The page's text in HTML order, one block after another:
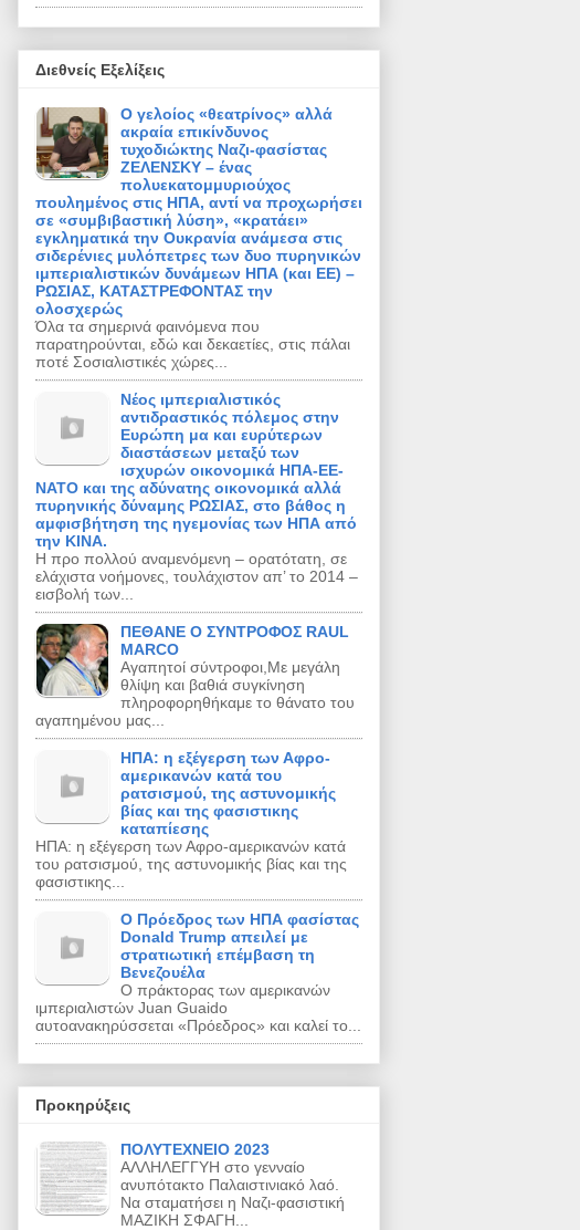
Διεθνείς Εξελίξεις
Ο γελοίος «θεατρίνος» αλλά
ακραία επικίνδυνος
τυχοδιώκτης Ναζι-φασίστας
ΖΕΛΕΝΣΚΥ – ένας
πολυεκατομμυριούχος
πουλημένος στις ΗΠΑ, αντί να προχωρήσει
σε «συμβιβαστική λύση», «κρατάει»
εγκληματικά την Ουκρανία ανάμεσα στις
σιδερένιες μυλόπετρες των δυο πυρηνικών
ιμπεριαλιστικών δυνάμεων ΗΠΑ (και ΕΕ) –
ΡΩΣΙΑΣ, ΚΑΤΑΣΤΡΕΦΟΝΤΑΣ την
ολοσχερώς
Όλα τα σημερινά φαινόμενα που
παρατηρούνται, εδώ και δεκαετίες, στις πάλαι
ποτέ Σοσιαλιστικές χώρες...
Νέος ιμπεριαλιστικός
αντιδραστικός πόλεμος στην
Ευρώπη μα και ευρύτερων
διαστάσεων μεταξύ των
ισχυρών οικονομικά ΗΠΑ-ΕΕ-
ΝΑΤΟ και της αδύνατης οικονομικά αλλά
πυρηνικής δύναμης ΡΩΣΙΑΣ, στο βάθος η
αμφισβήτηση της ηγεμονίας των ΗΠΑ από
την ΚΙΝΑ.
Η προ πολλού αναμενόμενη – ορατότατη, σε
ελάχιστα νοήμονες, τουλάχιστον απ’ το 2014 –
εισβολή των...
ΠΕΘΑΝΕ Ο ΣΥΝΤΡΟΦΟΣ RAUL
MARCO
Αγαπητοί σύντροφοι,Με μεγάλη
θλίψη και βαθιά συγκίνηση
πληροφορηθήκαμε το θάνατο του
αγαπημένου μας...
ΗΠΑ: η εξέγερση των Αφρο-
αμερικανών κατά του
ρατσισμού, της αστυνομικής
βίας και της φασιστικης
καταπίεσης
ΗΠΑ: η εξέγερση των Αφρο-αμερικανών κατά
του ρατσισμού, της αστυνομικής βίας και της
φασιστικης...
Ο Πρόεδρος των ΗΠΑ φασίστας
Donald Trump απειλεί με
στρατιωτική επέμβαση τη
Βενεζουέλα
Ο πράκτορας των αμερικανών
ιμπεριαλιστών Juan Guaido
αυτοανακηρύσσεται «Πρόεδρος» και καλεί το...
Προκηρύξεις
ΠΟΛΥΤΕΧΝΕΙΟ 2023
ΑΛΛΗΛΕΓΓΥΗ στο γενναίο
ανυπότακτο Παλαιστινιακό λαό.
Να σταματήσει η Ναζι‐φασιστική
ΜΑΖΙΚΗ ΣΦΑΓΗ...